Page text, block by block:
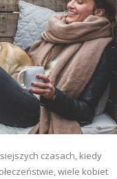
czasach, kiedy
wiele kobiet